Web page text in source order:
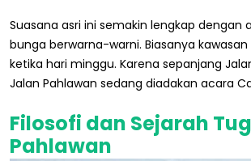
Suasana asri ini semakin lengkap dengan
bunga berwarna-warni. Biasanya
ketika hari minggu. Karena sepanjang
Jalan Pahlawan sedang diadakan acara
Filosofi dan Sejarah
Pahlawan